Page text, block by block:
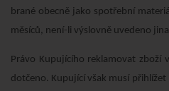
brané obecně jako spotřební
měsíců, není-li výslovně uvedeno
Právo Kupujícího reklamovat zboží
dotčeno. Kupující však musí